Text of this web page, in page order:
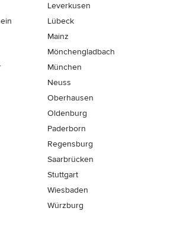
Leverkusen
Lübeck
Mainz
Mönchen­gladbach
München
Neuss
Oberhausen
Oldenburg
Paderborn
Regensburg
Saarbrücken
Stuttgart
Wiesbaden
Würzburg